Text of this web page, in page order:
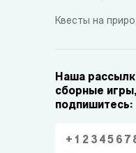
Квесты на
Наша
сборные
подпишитесь: